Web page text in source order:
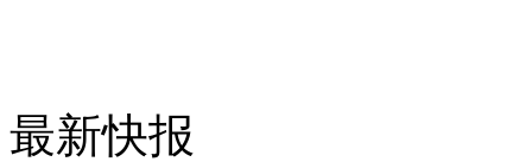
最新快报